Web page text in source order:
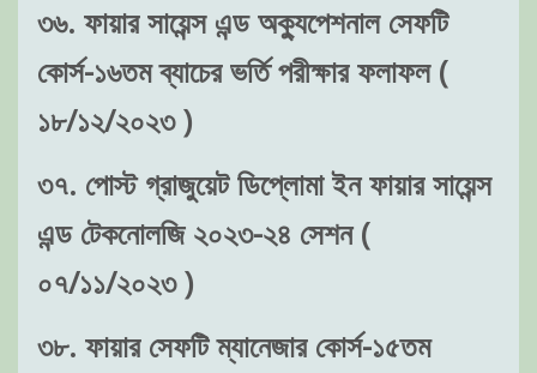
৩৬. ফায়ার সায়েন্স এন্ড অক্যুপেশনাল সেফটি
কোর্স-১৬তম ব্যাচের ভর্তি পরীক্ষার ফলাফল (
১৮/১২/২০২৩ )
৩৭. পোস্ট গ্রাজুয়েট ডিপ্লোমা ইন ফায়ার সায়েন্স
এন্ড টেকনোলজি ২০২৩-২৪ সেশন (
০৭/১১/২০২৩ )
৩৮. ফায়ার সেফটি ম্যানেজার কোর্স-১৫তম